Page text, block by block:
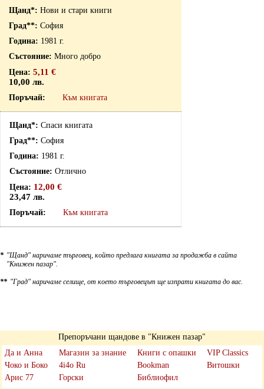
Нови и стари книги
София
1981 г.
Много добро
5,11 €
10,00 лв.
Към книгата
Спаси книгата
София
1981 г.
Отлично
12,00 €
23,47 лв.
Към книгата
* "Щанд" наричаме търговец, който предлага книгата за продажба в сайта
"Книжен пазар".
** "Град" наричаме селище, от което търговецът ще изпрати книгата до вас.
Препоръчани щандове в "Книжен пазар"
Да и Анна
Чоко и Боко
Арис 77
Магазин за знание
4i4o Ru
Горски
Книги с опашки
Bookman
Библиофил
VIP Classics
Витошки